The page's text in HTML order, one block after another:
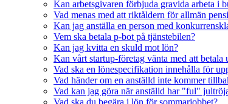
Kan arbetsgivaren förbjuda gravida arbeta i
Vad menas med att riktåldern för allmän
Kan jag anställa en person med
Vem ska betala p-bot på tjänstebilen?
Kan jag kvitta en skuld mot lön?
Kan vårt startup-företag vänta med att betala
Vad ska en lönespecifikation innehålla för
Vad händer om en anställd inte kommer
Vad kan jag göra när anställd har "ful"
Vad ska du begära i lön för sommarjobbet?